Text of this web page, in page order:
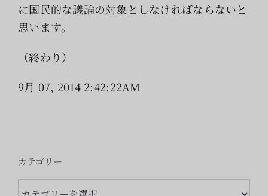
に国民的な議論の対象としなければならないと
思います。
（終わり）
9月 07, 2014 2:42:22AM
カテゴリー
カ